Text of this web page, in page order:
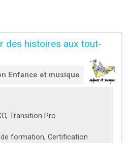
des histoires aux tout-
Enfance et musique
Transition Pro...
formation, Certification